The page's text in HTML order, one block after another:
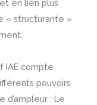
en lien plus
« structurante »
IAE compte
pouvoirs
: Le